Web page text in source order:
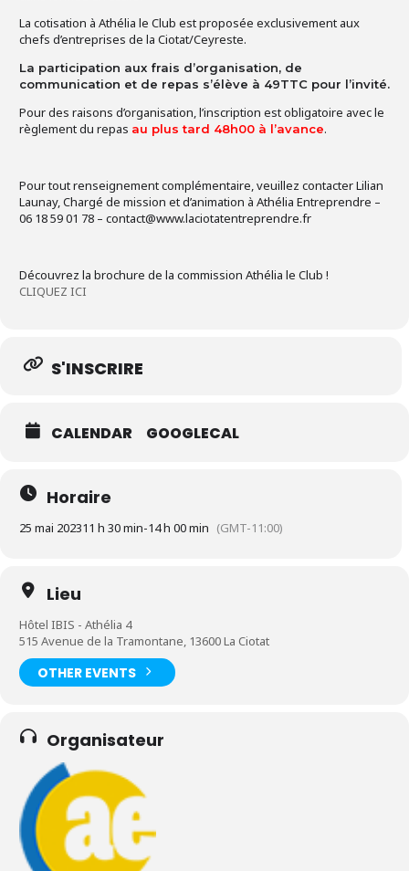
La cotisation à Athélia le Club est proposée exclusivement aux
chefs d’entreprises de la Ciotat/Ceyreste.
La participation aux frais d’organisation, de
communication et de repas s’élève à 49TTC pour l’invité.
Pour des raisons d’organisation, l’inscription est obligatoire avec le
règlement du repas au plus tard 48h00 à l’avance.
Pour tout renseignement complémentaire, veuillez contacter Lilian
Launay, Chargé de mission et d’animation à Athélia Entreprendre –
06 18 59 01 78 – contact@www.laciotatentreprendre.fr
Découvrez la brochure de la commission Athélia le Club !
CLIQUEZ ICI
S'INSCRIRE
CALENDAR GOOGLECAL
Horaire
25 mai 202311 h 30 min-14 h 00 min (GMT-11:00)
Lieu
Hôtel IBIS - Athélia 4
515 Avenue de la Tramontane, 13600 La Ciotat
OTHER EVENTS
Organisateur